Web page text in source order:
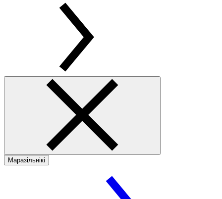
Маразільнікі